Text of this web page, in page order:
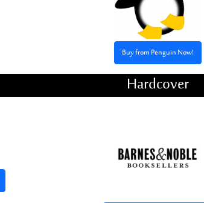
Buy from Penguin Now!
Hardcover